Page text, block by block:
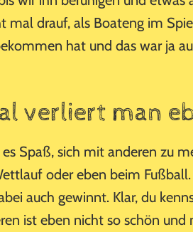
mal drauf, als Boateng im
hat und das war ja
verliert man
Spaß, sich mit anderen zu
oder eben beim
auch gewinnt. Klar, du
ist eben nicht so schön